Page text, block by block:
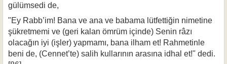
gülümsedi de,
"Ey Rabb’im! Bana ve ana ve babama lütfettiğin nimetine
şükretmemi ve (geri kalan ömrüm içinde) Senin râzı
olacağın iyi (işler) yapmamı, bana ilham et! Rahmetinle
beni de, (Cennet’te) salih kullarının arasına idhal et!" dedi.